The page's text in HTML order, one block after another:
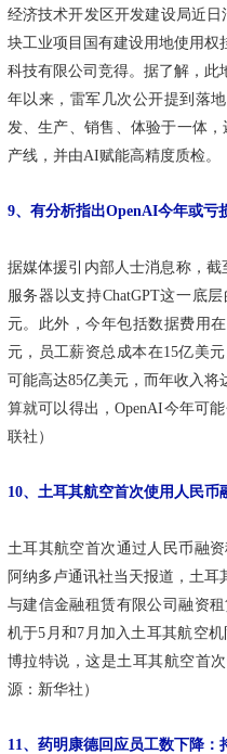
经济技术开发区开发建设局近日
块工业项目国有建设用地使用权
科技有限公司竞得。据了解，此
年以来，雷军几次公开提到落
发、生产、销售、体验于一体
产线，并由AI赋能高精度质检。
9、有分析指出OpenAI今年或亏
据媒体援引内部人士消息称，截
服务器以支持ChatGPT这一底
元。此外，今年包括数据费用
元，员工薪资总成本在15亿美
可能高达85亿美元，而年收入将
算就可以得出，OpenAI今年可
联社）
10、土耳其航空首次使用人民币
土耳其航空首次通过人民币融
阿纳多卢通讯社当天报道，土耳
与建信金融租赁有限公司融资
机于5月和7月加入土耳其航空
博拉特说，这是土耳其航空首
源：新华社）
11、药明康德回应员工数下降